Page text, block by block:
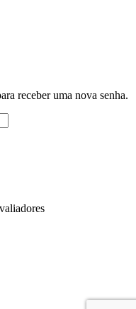
receber uma nova senha.